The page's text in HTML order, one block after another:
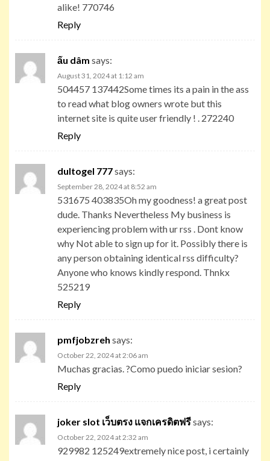
alike! 770746
Reply
ấu dâm says:
August 31, 2024 at 1:12 am
504457 137442Some times its a pain in the ass
to read what blog owners wrote but this
internet site is quite user friendly ! . 272240
Reply
dultogel 777says:
September 28, 2024 at 8:52 am
531675 403835Oh my goodness! a great post
dude. Thanks Nevertheless My business is
experiencing problem with ur rss . Dont know
why Not able to sign up for it. Possibly there is
any person obtaining identical rss difficulty?
Anyone who knows kindly respond. Thnkx
525219
Reply
pmfjobzreh says:
October 22, 2024 at 2:06 am
Muchas gracias. ?Como puedo iniciar sesion?
Reply
joker slot เว็บตรง แจกเครดิตฟรีsays:
October 22, 2024 at 2:32 am
929982 125249extremely nice post, i certainly